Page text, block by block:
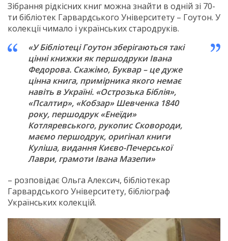
Зібрання рідкісних книг можна знайти в одній зі 70-
ти бібліотек Гарвардського Університету – Гоутон. У
колекції чимало і українських стародруків.
«У Бібліотеці Гоутон зберігаються такі
цінні книжки як першодруки Івана
Федорова. Скажімо, Буквар – це дуже
цінна книга, примірника якого немає
навіть в Україні. «Острозька Біблія»,
«Псалтир», «Кобзар» Шевченка 1840
року, першодрук «Енеїди»
Котляревського, рукопис Сковороди,
маємо першодрук, оригінал книги
Куліша, видання Києво-Печерської
Лаври, грамоти Івана Мазепи»
– розповідає Ольга Алексич, бібліотекар
Гарвардського Університету, бібліограф
Українських колекцій.